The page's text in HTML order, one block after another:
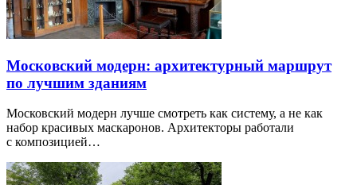
Московский модерн: архитектурный маршрут
по лучшим зданиям
Московский модерн лучше смотреть как систему, а не как
набор красивых маскаронов. Архитекторы работали
с композицией…